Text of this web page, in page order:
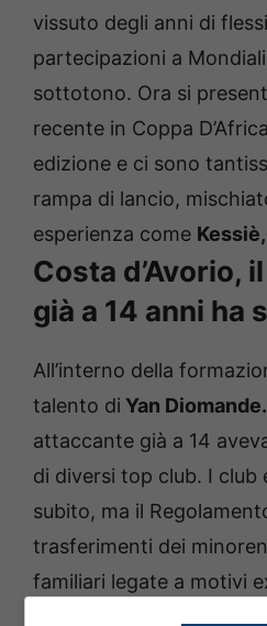
vissuto degli anni di
partecipazioni a
sottotono. Ora si
recente in Coppa
edizione e ci sono
rampa di lancio,
esperienza come
Costa d’Avorio,
già a 14 anni ha
All’interno della
talento di Yan Diomande.
attaccante già a 14
di diversi top club. I club
subito, ma il
trasferimenti dei
familiari legate a motivi